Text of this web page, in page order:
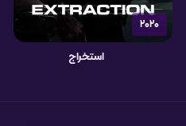
2020
استخراج